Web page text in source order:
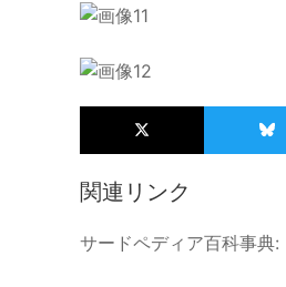
関連リンク
サードペディア百科事典: